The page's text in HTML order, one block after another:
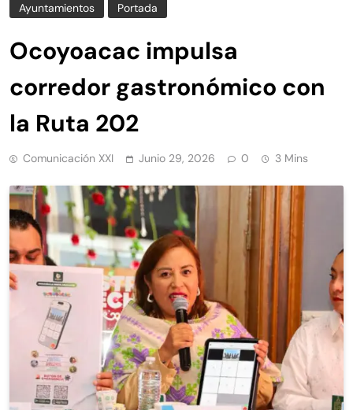
Ayuntamientos Portada
Ocoyoacac impulsa
corredor gastronómico con
la Ruta 202
Comunicación XXI Junio 29, 2026 0 3 Mins